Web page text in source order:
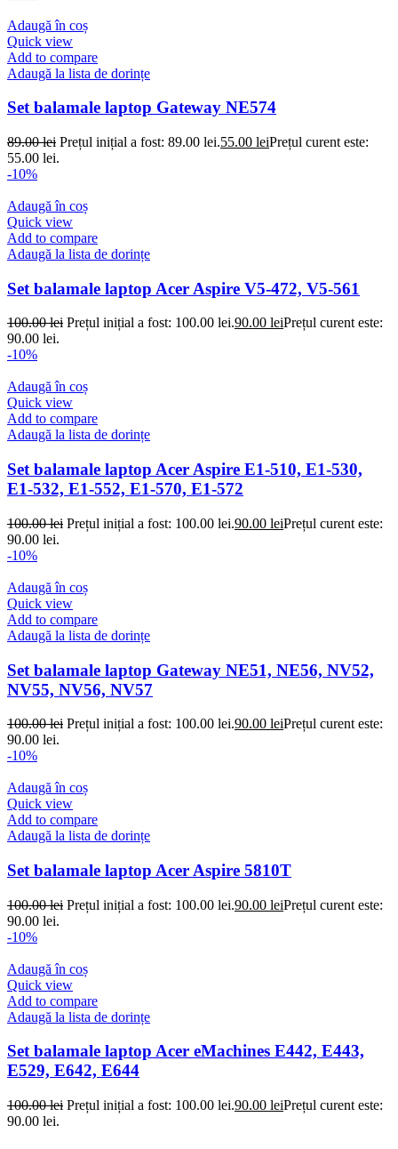
Adaugă în coș
Quick view
Add to compare
Adaugă la lista de dorințe
Set balamale laptop Gateway NE574
89.00lei Prețul inițial a fost: 89.00 lei.55.00 leiPrețul curent este:
55.00 lei.
-10%
Adaugă în coș
Quick view
Add to compare
Adaugă la lista de dorințe
Set balamale laptop Acer Aspire V5-472, V5-561
100.00lei Prețul inițial a fost: 100.00 lei.90.00 leiPrețul curent este:
90.00 lei.
-10%
Adaugă în coș
Quick view
Add to compare
Adaugă la lista de dorințe
Set balamale laptop Acer Aspire E1-510, E1-530,
E1-532, E1-552, E1-570, E1-572
100.00lei Prețul inițial a fost: 100.00 lei.90.00 leiPrețul curent este:
90.00 lei.
-10%
Adaugă în coș
Quick view
Add to compare
Adaugă la lista de dorințe
Set balamale laptop Gateway NE51, NE56, NV52,
NV55, NV56, NV57
100.00lei Prețul inițial a fost: 100.00 lei.90.00 leiPrețul curent este:
90.00 lei.
-10%
Adaugă în coș
Quick view
Add to compare
Adaugă la lista de dorințe
Set balamale laptop Acer Aspire 5810T
100.00lei Prețul inițial a fost: 100.00 lei.90.00 leiPrețul curent este:
90.00 lei.
-10%
Adaugă în coș
Quick view
Add to compare
Adaugă la lista de dorințe
Set balamale laptop Acer eMachines E442, E443,
E529, E642, E644
100.00lei Prețul inițial a fost: 100.00 lei.90.00 leiPrețul curent este:
90.00 lei.